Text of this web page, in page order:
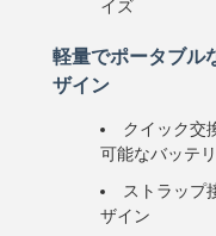
イズ
軽量でポータブル
ザイン
クイック交
可能なバッテ
ストラップ
ザイン